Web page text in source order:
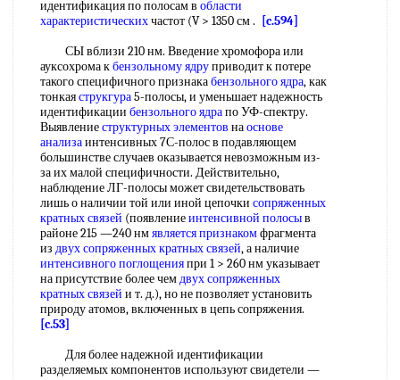
идентификация по полосам в области
характеристическихчастот (V > 1350 см .
[c.594]
СЫ вблизи 210 нм. Введение хромофора или
ауксохрома кбензольному ядруприводит к потере
такого специфичного признакабензольного ядра, как
тонкаяструкгура5-полосы, и уменьшает надежность
идентификации бензольного ядрапо УФ-спектру.
Выявлениеструктурных элементов наоснове
анализаинтенсивных 7С-полос в подавляющем
большинстве случаев оказывается невозможным из-
за их малой специфичности. Действительно,
наблюдение ЛГ-полосы может свидетельствовать
лишь о наличии той или иной цепочки сопряженных
кратных связей (появлениеинтенсивной полосыв
районе 215 —240 нмявляется признакомфрагмента
из двухсопряженных кратных связей, а наличие
интенсивного поглощенияпри 1 > 260 нм указывает
на присутствие более чемдвухсопряженных
кратных связей и т. д.), но не позволяет установить
природу атомов, включенных в цепь сопряжения.
[c.53]
Для более надежной идентификации
разделяемых компонентов используют свидетели —